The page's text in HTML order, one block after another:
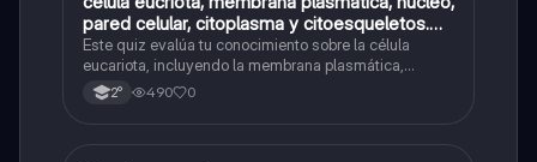
pared celular, citoplasma y citoesqueletos.
nombre se las partes de la celula eucariota
Este quiz evalúa tu conocimiento sobre la célula
eucariota, incluyendo la membrana plasmática,
núcleo, pared celular, citoplasma y citoesqueleto.
2° 490 0